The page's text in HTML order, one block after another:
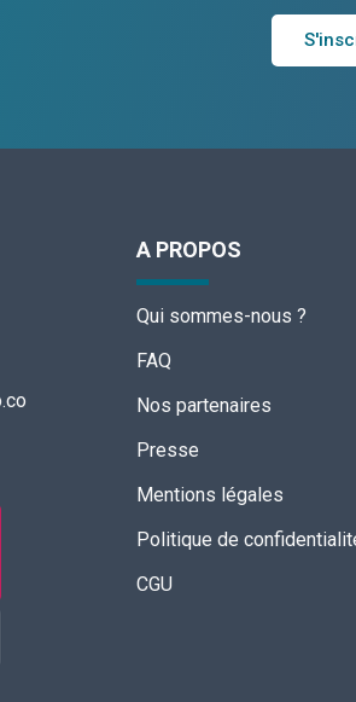
A PROPOS
Qui sommes-nous ?
FAQ
Nos partenaires
Presse
Mentions légales
Politique de
CGU